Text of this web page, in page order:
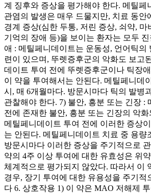
계 징후와 증상을 평가해야 한다. 메틸페
관염의 발생은 매우 드물지만, 치료 동안
경계 증상(심한 두통, 저린 증상, 쇠약, 마
기억의 장애 등)을 보이는 환자는 모두
애 : 메틸페니데이트는 운동성, 언어틱의
련이 있으며, 뚜렛증후군의 악화도 보고
데이트 투여 전에 뚜렛증후군이나 틱장
이 약을 투여해서는 안된다. 메틸페니데
시, 매 6개월마다. 방문시마다 틱의 발병
관찰해야 한다. 7) 불안, 흥분 또는 긴장 :
전에 존재한 불안, 흥분 또는 긴장의 악
메틸페니데이트 투여 전에 이러한 증상
는 안된다. 메틸페니데이트 치료 중 용량
방문시마다 이러한 증상을 주기적으로 관
약의 4주 이상 투여에 대한 유효성은 위
체계적으로 평가되지 않았다. 따라서 이
경우, 장기 투여에 대한 유용성을 주기적
다 6. 상호작용 1) 이 약은 MAO 저해제